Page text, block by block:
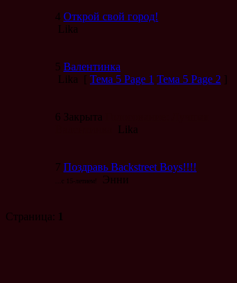
4 Открой свой город!
Lika
5 Валентинка
Lika [ Тема 5 Page 1 Тема 5 Page 2 ]
6 Закрыта
Lika
7 Поздравь Backstreet Boys!!!!
...с 15-летием! Энни
Страница: 1